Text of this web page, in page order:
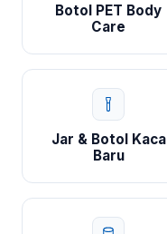
Botol PET Body
Care
Jar & Botol Kaca
Baru